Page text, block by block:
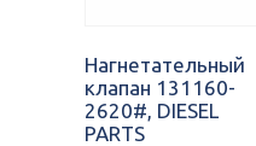
Нагнетательный
клапан 131160-
2620#, DIESEL
PARTS